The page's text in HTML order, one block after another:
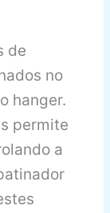
de
no
hanger.
permite
a